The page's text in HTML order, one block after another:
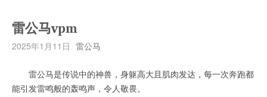
雷公马vpm
2025年1月11日 雷公马
雷公马是传说中的神兽，身躯高大且肌肉发达，每一次奔跑都
能引发雷鸣般的轰鸣声，令人敬畏。